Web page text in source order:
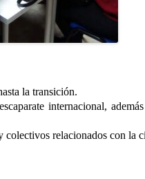
la transición.
internacional,
relacionados con la